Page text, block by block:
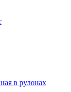
в рулонах